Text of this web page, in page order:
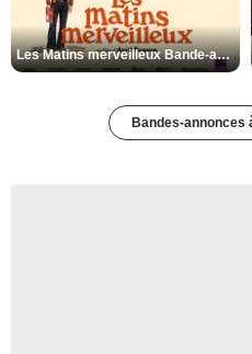
Les Matins merveilleux Bande-annonce VF
Bandes-annonces